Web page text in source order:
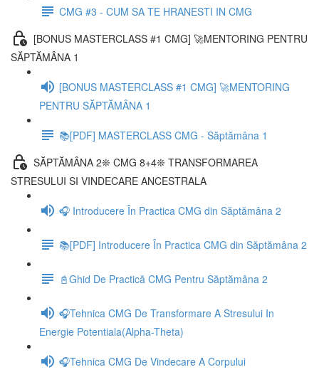
CMG #3 - CUM SA TE HRANESTI IN CMG
[BONUS MASTERCLASS #1 CMG] 🚀MENTORING PENTRU
SĂPTĂMÂNA 1
[BONUS MASTERCLASS #1 CMG] 🚀MENTORING
PENTRU SĂPTĂMÂNA 1
📚[PDF] MASTERCLASS CMG - Săptămâna 1
SĂPTĂMÂNA 2❊ CMG 8+4❊ TRANSFORMAREA
STRESULUI SI VINDECARE ANCESTRALA
🎧 Introducere În Practica CMG din Săptămâna 2
📚[PDF] Introducere În Practica CMG din Săptămâna 2
📓Ghid De Practică CMG Pentru Săptămâna 2
🎧Tehnica CMG De Transformare A Stresului In
Energie Potentiala(Alpha-Theta)
🎧Tehnica CMG De Vindecare A Corpului